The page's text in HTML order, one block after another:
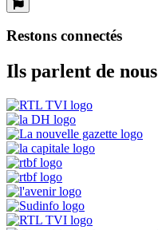
Restons connectés
Ils parlent de nous